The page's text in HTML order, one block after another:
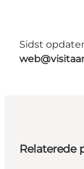
Sidst
Relaterede